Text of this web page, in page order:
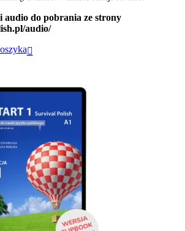
do pobrania ze strony
audio/